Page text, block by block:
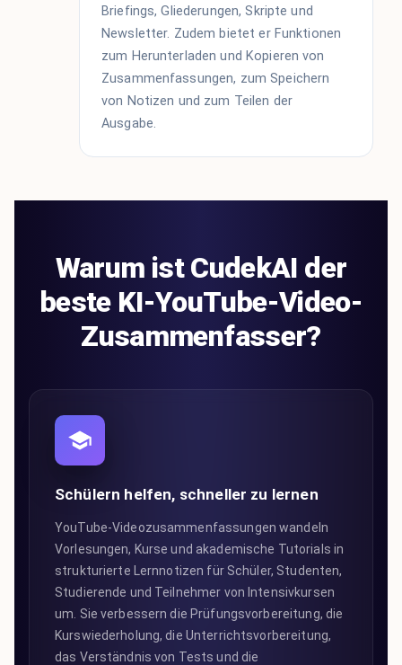
Briefings, Gliederungen, Skripte und
Newsletter. Zudem bietet er Funktionen
zum Herunterladen und Kopieren von
Zusammenfassungen, zum Speichern
von Notizen und zum Teilen der
Ausgabe.
Warum ist CudekAI der
beste KI-YouTube-Video-
Zusammenfasser?
Schülern helfen, schneller zu lernen
YouTube-Videozusammenfassungen wandeln
Vorlesungen, Kurse und akademische Tutorials in
strukturierte Lernnotizen für Schüler, Studenten,
Studierende und Teilnehmer von Intensivkursen
um. Sie verbessern die Prüfungsvorbereitung, die
Kurswiederholung, die Unterrichtsvorbereitung,
das Verständnis von Tests und die